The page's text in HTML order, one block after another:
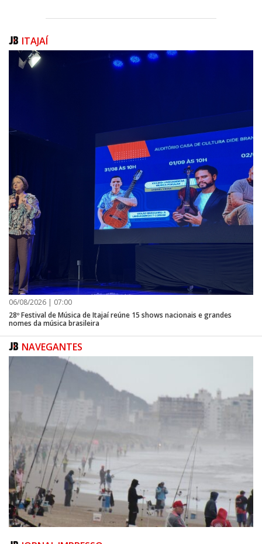
ITAJAÍ
06/08/2026 | 07:00
28º Festival de Música de Itajaí reúne 15 shows nacionais e grandes
nomes da música brasileira
NAVEGANTES